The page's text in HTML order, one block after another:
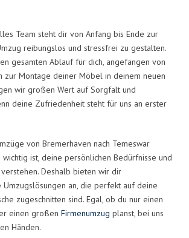
Team steht dir von Anfang bis Ende zur
reibungslos und stressfrei zu gestalten.
gesamten Ablauf für dich, angefangen von
zur Montage deiner Möbel in deinem neuen
wir großen Wert auf Sorgfalt und
deine Zufriedenheit steht für uns an erster
von Bremerhaven nach Temeswar
wichtig ist, deine persönlichen Bedürfnisse und
Deshalb bieten wir dir
an, die perfekt auf deine
zugeschnitten sind. Egal, ob du nur einen
einen großen Firmenumzug planst, bei uns
Händen.